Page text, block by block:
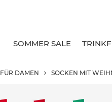
SOMMER SALE
FÜR DAMEN SOCKEN MIT